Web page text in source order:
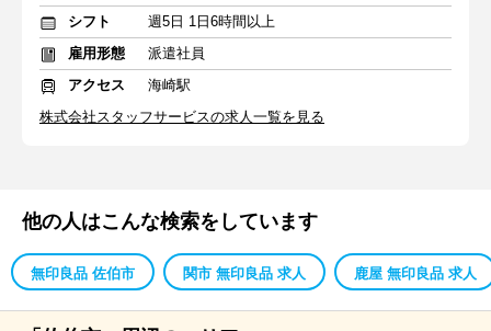
シフト
週5日 1日6時間以上
雇用形態
派遣社員
アクセス
海崎駅
株式会社スタッフサービスの求人一覧を見る
他の人はこんな検索をしています
無印良品 佐伯市 関市 無印良品 求人 鹿屋 無印良品 求人